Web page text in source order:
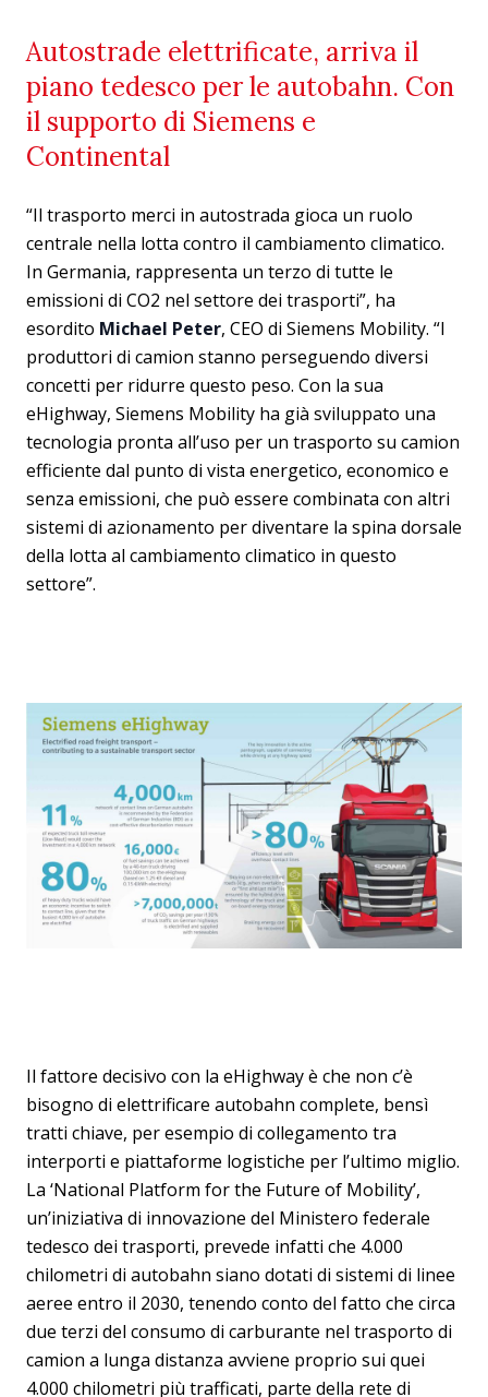
Autostrade elettrificate, arriva il
piano tedesco per le autobahn. Con
il supporto di Siemens e
Continental
“Il trasporto merci in autostrada gioca un ruolo
centrale nella lotta contro il cambiamento climatico.
In Germania, rappresenta un terzo di tutte le
emissioni di CO2 nel settore dei trasporti”, ha
esordito Michael Peter, CEO di Siemens Mobility. “I
produttori di camion stanno perseguendo diversi
concetti per ridurre questo peso. Con la sua
eHighway, Siemens Mobility ha già sviluppato una
tecnologia pronta all’uso per un trasporto su camion
efficiente dal punto di vista energetico, economico e
senza emissioni, che può essere combinata con altri
sistemi di azionamento per diventare la spina dorsale
della lotta al cambiamento climatico in questo
settore”.
Il fattore decisivo con la eHighway è che non c’è
bisogno di elettrificare autobahn complete, bensì
tratti chiave, per esempio di collegamento tra
interporti e piattaforme logistiche per l’ultimo miglio.
La ‘National Platform for the Future of Mobility’,
un’iniziativa di innovazione del Ministero federale
tedesco dei trasporti, prevede infatti che 4.000
chilometri di autobahn siano dotati di sistemi di linee
aeree entro il 2030, tenendo conto del fatto che circa
due terzi del consumo di carburante nel trasporto di
camion a lunga distanza avviene proprio sui quei
4.000 chilometri più trafficati, parte della rete di